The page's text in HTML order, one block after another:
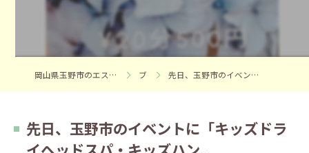
岡山県玉野市のエステならフェイシャルエステサロンMOKU ブログ 先日、玉野市のイベントに「キッズドライヘッドスパ・キッズハン...
先日、玉野市のイベントに「キッズドラ